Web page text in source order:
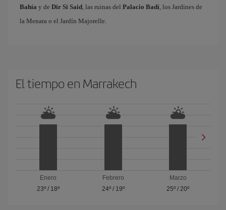
Bahía y de Dir Si Said, las ruinas del Palacio Badí, los Jardines de
la Menara o el Jardín Majorelle.
El tiempo en Marrakech
Enero
23º/ 18º
Febrero
24º/ 19º
Marzo
25º /20º